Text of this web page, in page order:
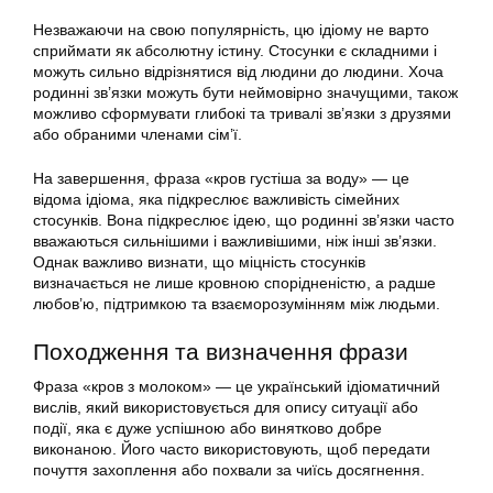
Незважаючи на свою популярність, цю ідіому не варто
сприймати як абсолютну істину. Стосунки є складними і
можуть сильно відрізнятися від людини до людини. Хоча
родинні зв’язки можуть бути неймовірно значущими, також
можливо сформувати глибокі та тривалі зв’язки з друзями
або обраними членами сім’ї.
На завершення, фраза «кров густіша за воду» — це
відома ідіома, яка підкреслює важливість сімейних
стосунків. Вона підкреслює ідею, що родинні зв’язки часто
вважаються сильнішими і важливішими, ніж інші зв’язки.
Однак важливо визнати, що міцність стосунків
визначається не лише кровною спорідненістю, а радше
любов’ю, підтримкою та взаєморозумінням між людьми.
Походження та визначення фрази
Фраза «кров з молоком» — це український ідіоматичний
вислів, який використовується для опису ситуації або
події, яка є дуже успішною або винятково добре
виконаною. Його часто використовують, щоб передати
почуття захоплення або похвали за чиїсь досягнення.